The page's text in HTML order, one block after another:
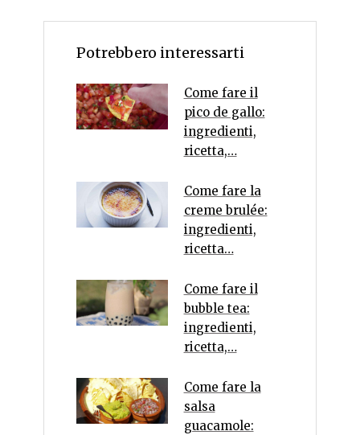
Potrebbero interessarti
Come fare il
pico de gallo:
ingredienti,
ricetta,…
Come fare la
creme brulée:
ingredienti,
ricetta…
Come fare il
bubble tea:
ingredienti,
ricetta,…
Come fare la
salsa
guacamole: